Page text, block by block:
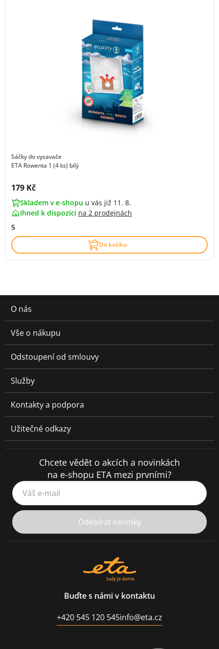
Sáčky do vysavače
ETA Rowenta 1 (4 ks) bílý
Cena s DPH:
179 Kč
Skladem v e-shopu u vás již 11. 8.
ihned k dispozici na 2 prodejnách
5
Do košíku
O nás
Vše o nákupu
Odstoupení od smlouvy
Služby
Kontakty a podpora
Užitečné odkazy
Chcete vědět o akcích a novinkách
na e-shopu ETA mezi prvními?
Váš e-mail
Odebírat novinky
Buďte s námi v kontaktu
+420 545 120 545info@eta.cz